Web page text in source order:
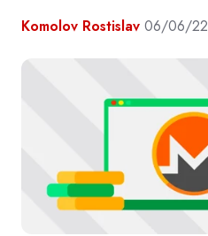
Komolov Rostislav 06/06/22